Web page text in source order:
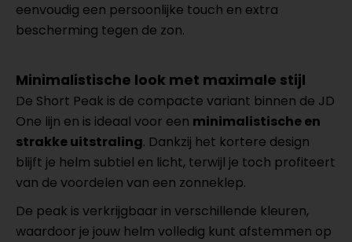
eenvoudig een persoonlijke touch en extra
bescherming tegen de zon.
Minimalistische look met maximale stijl
De Short Peak is de compacte variant binnen de JD
One lijn en is ideaal voor een minimalistische en
strakke uitstraling. Dankzij het kortere design
blijft je helm subtiel en licht, terwijl je toch profiteert
van de voordelen van een zonneklep.
De peak is verkrijgbaar in verschillende kleuren,
waardoor je jouw helm volledig kunt afstemmen op